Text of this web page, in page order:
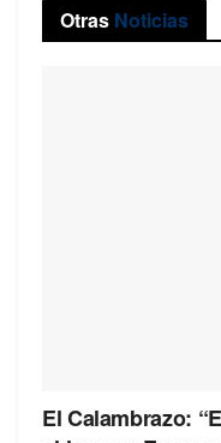
Otras Noticias
El Calambrazo: